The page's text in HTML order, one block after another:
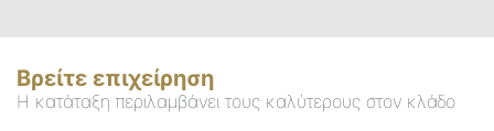
Βρείτε επιχείρηση
Η κατάταξη περιλαμβάνει τους καλύτερους στον κλάδο